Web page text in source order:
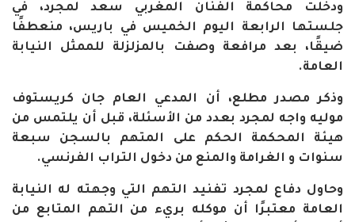
ودخلت محاكمة الفنان المغربي سعد لمجرد، في
جلستها الرابعة اليوم الخميس في باريس، منعطفًا
ضيقًا، بعد مرافعة وصفت بالمزلزلة للممثل النيابة
العامة.
وذكر مصدر مطلع، أن المدعي العام جان كريستوف
موليه واجه لمجرد بعدد من الأسئلة، قبل أن يلتمس من
هيئة المحكمة الحكم على المتهم بالسجن سبعة
سنوات و الغرامة والمنع من دخول التراب الفرنسي.
وحاول دفاع لمجرد تفنيد التهم التي وجهته له النيابة
العامة معتبرًا أن موكله بريء من التهم المتابع من